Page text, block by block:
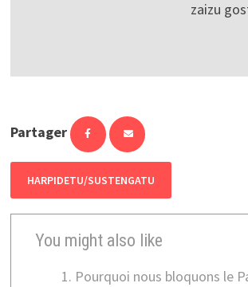
zaizu
Partager
HARPIDETU/SUSTENGATU
You might also like
Pourquoi nous bloquons le